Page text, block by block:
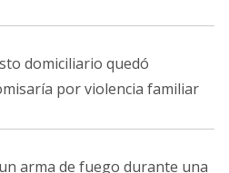
domiciliario quedó
por violencia familiar
arma de fuego durante una